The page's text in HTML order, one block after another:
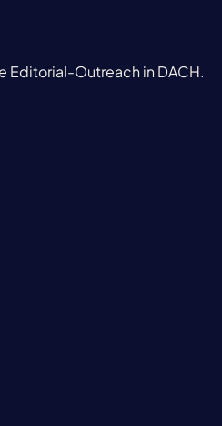
Editorial-Outreach in DACH.